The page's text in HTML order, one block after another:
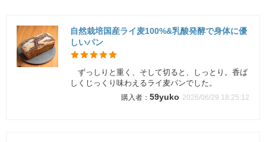
自然栽培国産ライ麦100%&乳酸発酵で身体に優
しいパン
ずっしりと重く、そして切ると、しっとり。香ば
しくじっくり味わえるライ麦パンでした。
59yuko 2026/06/29 18:25:12